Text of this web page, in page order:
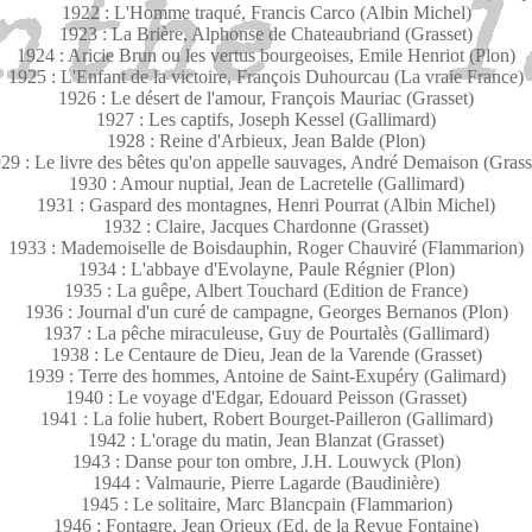
1922 : L'Homme traqué, Francis Carco (Albin Michel)
1923 : La Brière, Alphonse de Chateaubriand (Grasset)
1924 : Aricie Brun ou les vertus bourgeoises, Emile Henriot (Plon)
1925 : L'Enfant de la victoire, François Duhourcau (La vraie France)
1926 : Le désert de l'amour, François Mauriac (Grasset)
1927 : Les captifs, Joseph Kessel (Gallimard)
1928 : Reine d'Arbieux, Jean Balde (Plon)
: Le livre des bêtes qu'on appelle sauvages, André Demaison
1930 : Amour nuptial, Jean de Lacretelle (Gallimard)
1931 : Gaspard des montagnes, Henri Pourrat (Albin Michel)
1932 : Claire, Jacques Chardonne (Grasset)
1933 : Mademoiselle de Boisdauphin, Roger Chauviré (Flammarion)
1934 : L'abbaye d'Evolayne, Paule Régnier (Plon)
1935 : La guêpe, Albert Touchard (Edition de France)
1936 : Journal d'un curé de campagne, Georges Bernanos (Plon)
1937 : La pêche miraculeuse, Guy de Pourtalès (Gallimard)
1938 : Le Centaure de Dieu, Jean de la Varende (Grasset)
1939 : Terre des hommes, Antoine de Saint-Exupéry (Galimard)
1940 : Le voyage d'Edgar, Edouard Peisson (Grasset)
1941 : La folie hubert, Robert Bourget-Pailleron (Gallimard)
1942 : L'orage du matin, Jean Blanzat (Grasset)
1943 : Danse pour ton ombre, J.H. Louwyck (Plon)
1944 : Valmaurie, Pierre Lagarde (Baudinière)
1945 : Le solitaire, Marc Blancpain (Flammarion)
1946 : Fontagre, Jean Orieux (Ed. de la Revue Fontaine)